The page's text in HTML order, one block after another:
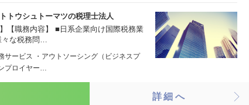
トウシュトーマツの税理士法人
【職務内容】 ■日系企業向け国際税務業
々な税務問…
サービス ・アウトソーシング（ビジネスプ
プロイヤー…
詳細へ